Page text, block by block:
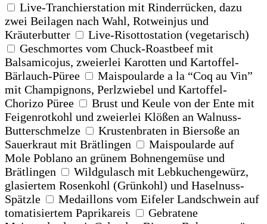
Live-Tranchierstation mit Rinderrücken, dazu
zwei Beilagen nach Wahl, Rotweinjus und
Kräuterbutter
Live-Risottostation (vegetarisch)
Geschmortes vom Chuck-Roastbeef mit
Balsamicojus, zweierlei Karotten und Kartoffel-
Bärlauch-Püree
Maispoularde a la “Coq au Vin”
mit Champignons, Perlzwiebel und Kartoffel-
Chorizo Püree
Brust und Keule von der Ente mit
Feigenrotkohl und zweierlei Klößen an Walnuss-
Butterschmelze
Krustenbraten in Biersoße an
Sauerkraut mit Brätlingen
Maispoularde auf
Mole Poblano an grünem Bohnengemüse und
Brätlingen
Wildgulasch mit Lebkuchengewürz,
glasiertem Rosenkohl (Grünkohl) und Haselnuss-
Spätzle
Medaillons vom Eifeler Landschwein auf
tomatisiertem Paprikareis
Gebratene